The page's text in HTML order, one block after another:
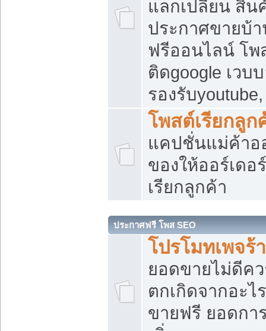
แลกเปลี่ยน สิน
ประกาศขายบ้
ฟรีออนไลน์ โพ
ติดgoogle เวบ
รองรับ
โพสต์เรียกลูก
แคปชั่นแม่ค้าอ
ของให้ออร์เดอ
เรียกลูกค้า
ประกาศฟรี โพส SEO
โปรโมทเพจร้
ยอดขายไม่ดีค
ตกเกิดจากอะไ
ขายฟรี ยอดกา